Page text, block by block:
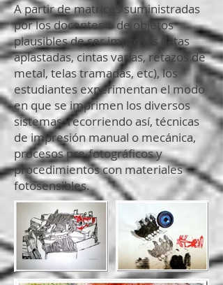
A partir de matrices suministradas
por los docentes o de objetos
plausibles de ser impresos (latas
aplastadas, cintas varias, retazos de
metal, telas tramadas, etc), los
estudiantes experimentan el modo
en que se imprimen los diversos
sistemas, recorriendo así, técnicas
de impresión manual o mecánica,
procesos pre-fotográficos y
procedimientos con materiales
fotosensibles.